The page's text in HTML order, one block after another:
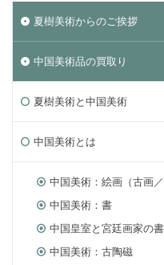
夏樹美術からのご挨拶
中国美術品の買取り
夏樹美術と中国美術
中国美術とは
中国美術：絵画（古画／
中国美術：書
中国皇室と宮廷画家の
中国美術：古陶磁